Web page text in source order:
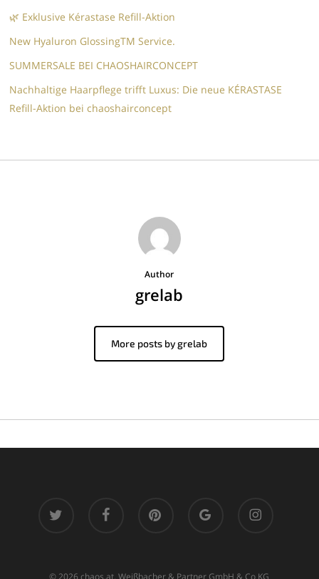
🌿 Exklusive Kérastase Refill-Aktion
New Hyaluron GlossingTM​ Service.​
SUMMERSALE BEI CHAOSHAIRCONCEPT
Nachhaltige Haarpflege trifft Luxus: Die neue KÉRASTASE
Refill-Aktion bei chaoshairconcept
Author
grelab
More posts by grelab
plus
© 2026 chaos.at. Weißbacher & Partner GmbH & Co KG